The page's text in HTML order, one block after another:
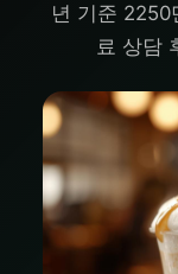
년 기준
료 상담